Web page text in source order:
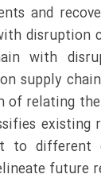
and
disruption
with
supply
of relating
existing
to different
future